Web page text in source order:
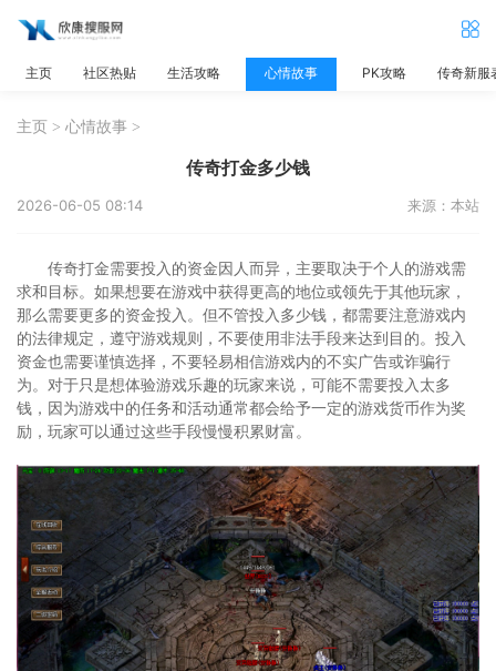
主页 社区热贴 生活攻略 心情故事 PK攻略 传奇新服
主页 > 心情故事 >
传奇打金多少钱
2026-06-05 08:14 来源：本站
传奇打金需要投入的资金因人而异，主要取决于个人的游戏需
求和目标。如果想要在游戏中获得更高的地位或领先于其他玩家，
那么需要更多的资金投入。但不管投入多少钱，都需要注意游戏内
的法律规定，遵守游戏规则，不要使用非法手段来达到目的。投入
资金也需要谨慎选择，不要轻易相信游戏内的不实广告或诈骗行
为。对于只是想体验游戏乐趣的玩家来说，可能不需要投入太多
钱，因为游戏中的任务和活动通常都会给予一定的游戏货币作为奖
励，玩家可以通过这些手段慢慢积累财富。